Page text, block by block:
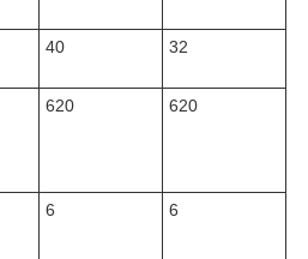
40 32
620 620
6 6